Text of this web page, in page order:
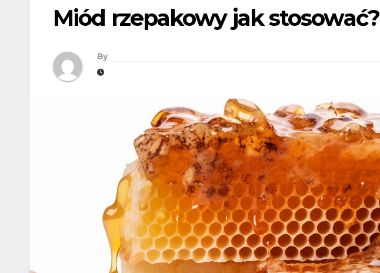
Miód rzepakowy jak stosować?
By